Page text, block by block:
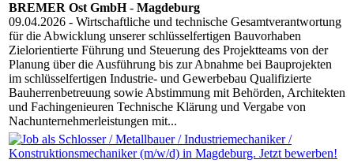
BREMER Ost GmbH- Magdeburg
09.04.2026 - Wirtschaftliche und technische Gesamtverantwortung
für die Abwicklung unserer schlüsselfertigen Bauvorhaben
Zielorientierte Führung und Steuerung des Projektteams von der
Planung über die Ausführung bis zur Abnahme bei Bauprojekten
im schlüsselfertigen Industrie- und Gewerbebau Qualifizierte
Bauherrenbetreuung sowie Abstimmung mit Behörden, Architekten
und Fachingenieuren Technische Klärung und Vergabe von
Nachunternehmerleistungen mit...